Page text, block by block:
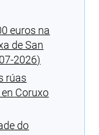
euros na
de San
2026)
rúas
Coruxo
do